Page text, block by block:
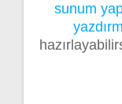
sunum